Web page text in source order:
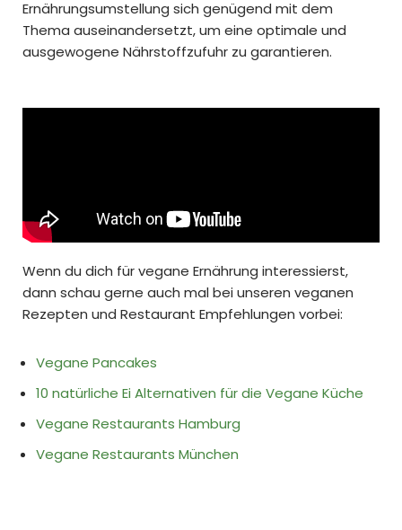
Ernährungsumstellung sich genügend mit dem
Thema auseinandersetzt, um eine optimale und
ausgewogene Nährstoffzufuhr zu garantieren.
Wenn du dich für vegane Ernährung interessierst,
dann schau gerne auch mal bei unseren veganen
Rezepten und Restaurant Empfehlungen vorbei:
Vegane Pancakes
10 natürliche Ei Alternativen für die Vegane Küche
Vegane Restaurants Hamburg
Vegane Restaurants München